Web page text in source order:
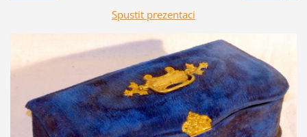
Spustit prezentaci